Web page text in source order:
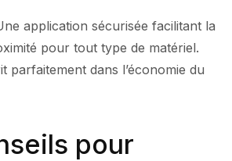
application sécurisée facilitant la
pour tout type de matériel.
parfaitement dans l’économie du
pour